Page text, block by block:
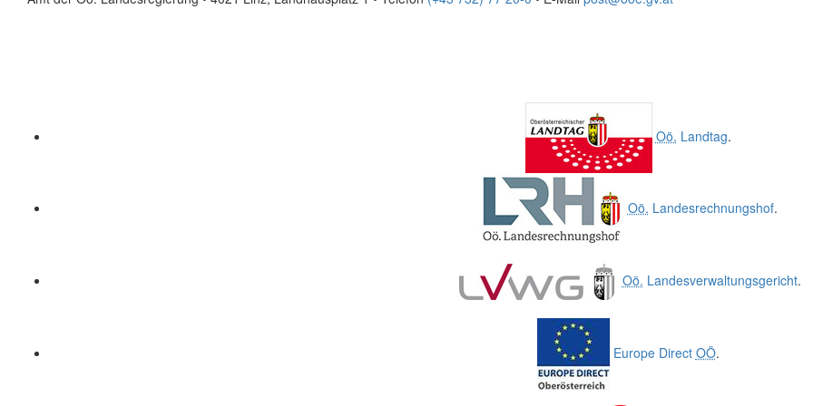
Oö. Landtag.
Oö. Landesrechnungshof.
Oö. Landesverwaltungsgericht.
Europe Direct OÖ.